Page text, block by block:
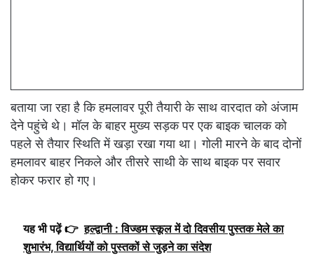
बताया जा रहा है कि हमलावर पूरी तैयारी के साथ वारदात को अंजाम
देने पहुंचे थे। मॉल के बाहर मुख्य सड़क पर एक बाइक चालक को
पहले से तैयार स्थिति में खड़ा रखा गया था। गोली मारने के बाद दोनों
हमलावर बाहर निकले और तीसरे साथी के साथ बाइक पर सवार
होकर फरार हो गए।
यह भी पढ़ें 👉 हल्द्वानी : विज्डम स्कूल में दो दिवसीय पुस्तक मेले का
शुभारंभ, विद्यार्थियों को पुस्तकों से जुड़ने का संदेश